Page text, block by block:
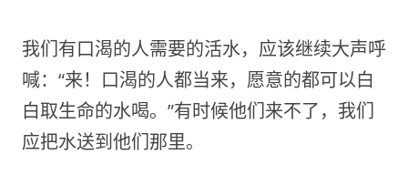
我们有口渴的人需要的活水，应该继续大声呼
喊：“来！口渴的人都当来，愿意的都可以白
白取生命的水喝。”有时候他们来不了，我们
应把水送到他们那里。